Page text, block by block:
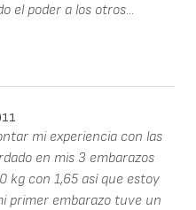
el poder a los otros...
mi experiencia con las
en mis 3 embarazos
kg con 1,65 así que estoy
primer embarazo tuve un